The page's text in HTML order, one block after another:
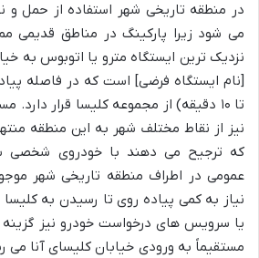
در منطقه تاریخی شهر استفاده از حمل
می شود زیرا پارکینگ در مناطق قدیمی
نزدیک ترین ایستگاه مترو یا اتوبوس به
تا ۱۰ دقیقه) از مجموعه کلیسا قرار
نیز از نقاط مختلف شهر به این منطقه
که ترجیح می دهند با خودروی شخصی
عمومی در اطراف منطقه تاریخی شهر
نیاز به کمی پیاده روی تا رسیدن به
یا سرویس های درخواست خودرو نیز
مستقیماً به ورودی خیابان کلیسای آنا می